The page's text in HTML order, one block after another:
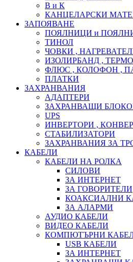
В и К
КАНЦЕЛАРСКИ
ЗАПОЯВАНЕ
ПОЯЛНИЦИ и
ТИНОЛ
ЧОВКИ ,
ИЗОЛИРБАНД ,
ФЛЮС , КОЛОФОН ,
ПЛАТКИ
ЗАХРАНВАНИЯ
АДАПТЕРИ
ЗАХРАНВАЩИ
UPS
ИНВЕРТОРИ ,
СТАБИЛИЗАТОРИ
ЗАХРАНВАНИЯ ЗА
КАБЕЛИ
КАБЕЛИ НА РОЛКА
СИЛОВИ
ЗА ИНТЕРНЕТ
ЗА ГОВОРИТЕЛИ
КОАКСИАЛНИ
ЗА АЛАРМИ
АУДИО КАБЕЛИ
ВИДЕО КАБЕЛИ
КОМПЮТЪРНИ
USB КАБЕЛИ
ЗА ИНТЕРНЕТ